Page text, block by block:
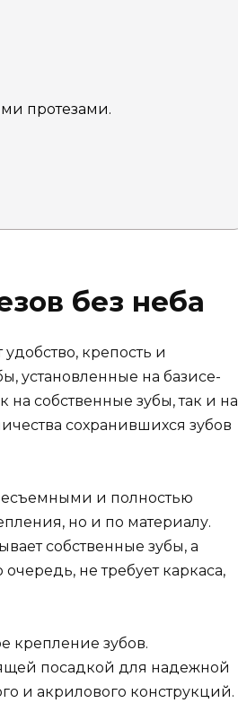
протезами.
без неба
крепость и
установленные на базисе-
на собственные зубы, так и на
сохранившихся зубов
и полностью
но и по материалу.
собственные зубы, а
не требует каркаса,
крепление зубов.
посадкой для надежной
и акрилового конструкций.